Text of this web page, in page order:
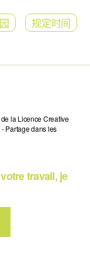
规定时间
la Licence Creative
Partage dans les
travail, je